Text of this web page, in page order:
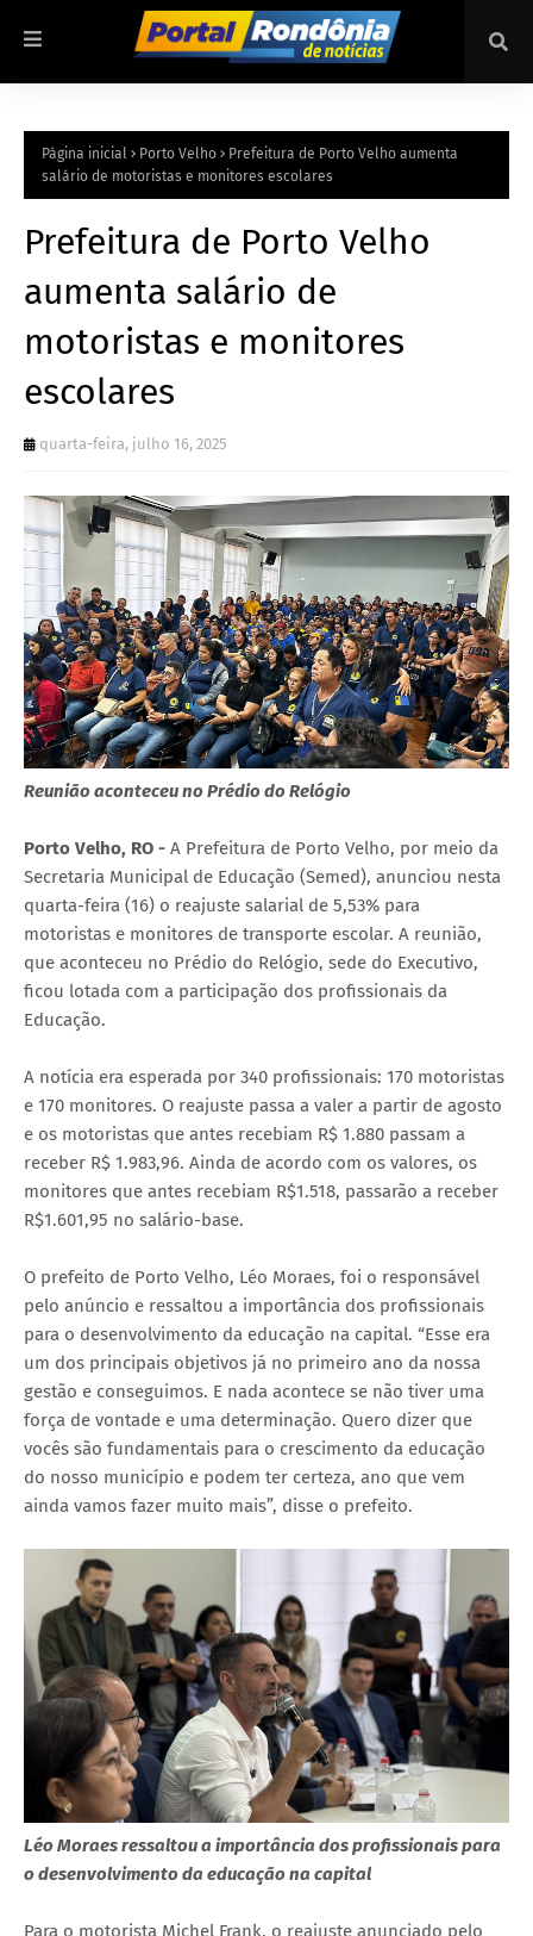
Página inicial Porto Velho
Prefeitura de Porto Velho aumenta
salário de motoristas e monitores escolares
Prefeitura de Porto Velho
aumenta salário de
motoristas e monitores
escolares
quarta-feira, julho 16, 2025
Reunião aconteceu no Prédio do Relógio
Porto Velho, RO - A Prefeitura de Porto Velho, por meio da
Secretaria Municipal de Educação (Semed), anunciou nesta
quarta-feira (16) o reajuste salarial de 5,53% para
motoristas e monitores de transporte escolar. A reunião,
que aconteceu no Prédio do Relógio, sede do Executivo,
ficou lotada com a participação dos profissionais da
Educação.
A notícia era esperada por 340 profissionais: 170 motoristas
e 170 monitores. O reajuste passa a valer a partir de agosto
e os motoristas que antes recebiam R$ 1.880 passam a
receber R$ 1.983,96. Ainda de acordo com os valores, os
monitores que antes recebiam R$1.518, passarão a receber
R$1.601,95 no salário-base.
O prefeito de Porto Velho, Léo Moraes, foi o responsável
pelo anúncio e ressaltou a importância dos profissionais
para o desenvolvimento da educação na capital. “Esse era
um dos principais objetivos já no primeiro ano da nossa
gestão e conseguimos. E nada acontece se não tiver uma
força de vontade e uma determinação. Quero dizer que
vocês são fundamentais para o crescimento da educação
do nosso município e podem ter certeza, ano que vem
ainda vamos fazer muito mais”, disse o prefeito.
Léo Moraes ressaltou a importância dos profissionais para
o desenvolvimento da educação na capital
Para o motorista Michel Frank, o reajuste anunciado pelo